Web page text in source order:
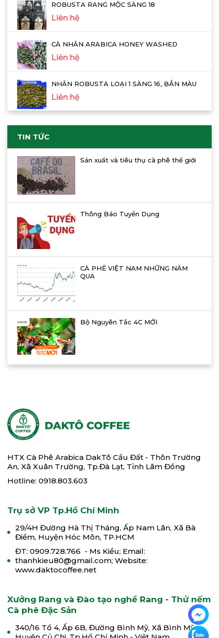
ROBUSTA RANG MỘC SÀNG 18
Liên hệ
CÀ NHÂN ARABICA HONEY WASHED
Liên hệ
NHÂN ROBUSTA LOẠI 1 SÀNG 16, BẮN MÀU
Liên hệ
TIN TỨC
Sản xuất và tiêu thụ cà phê thế giới
Thông Báo Tuyển Dụng
CÀ PHÊ VIỆT NAM NHỮNG NĂM
QUA
Bộ Nguyên Tắc 4C MỚI
HTX Cà Phê Arabica DakTô Cầu Đất - Thôn Trường
An, Xã Xuân Trường, Tp.Đà Lạt, Tỉnh Lâm Đồng
Hotline: 0918.803.603
Trụ sở VP Tp.Hồ Chí Minh
29/4H Đường Hà Thị Tháng, Ấp Nam Lân, Xã Bà
Điểm, Huyện Hóc Môn, TP.HCM
ĐT: 0909.728.766 - Ms Kiều; Email:
thanhkieu80@gmail.com; Website:
www.daktocoffee.net
Xưởng Rang và Đào tạo nghề Rang - Thử nếm
Cà phê Đặc Sản
340/16 Tổ 4, Ấp 6B, Đường Bình Mỹ, Xã Bình Mỹ,